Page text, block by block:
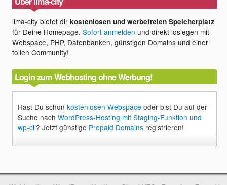
lima-city bietet dirkostenlosen und werbefreien Speicherplatz
für Deine Homepage.Sofort anmelden und direkt loslegen mit
Webspace, PHP, Datenbanken, günstigen Domains und einer
tollen Community!
Login zum Webhosting ohne Werbung!
Hast Du schonkostenlosen Webspace oder bist Du auf der
Suche nachWordPress-Hosting mit Staging-Funktion und
wp-cli? Jetzt günstige Prepaid Domains registrieren!